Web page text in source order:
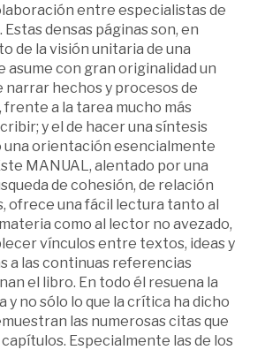
entre especialistas de
densas páginas son, en
de la visión unitaria de una
asume con gran originalidad un
narrar hechos y procesos de
a la tarea mucho más
y el de hacer una síntesis
una orientación esencialmente
MANUAL, alentado por una
de cohesión, de relación
ofrece una fácil lectura tanto al
como al lector no avezado,
vínculos entre textos, ideas y
a las continuas referencias
el libro. En todo él resuena la
no sólo lo que la crítica ha dicho
las numerosas citas que
Especialmente las de los